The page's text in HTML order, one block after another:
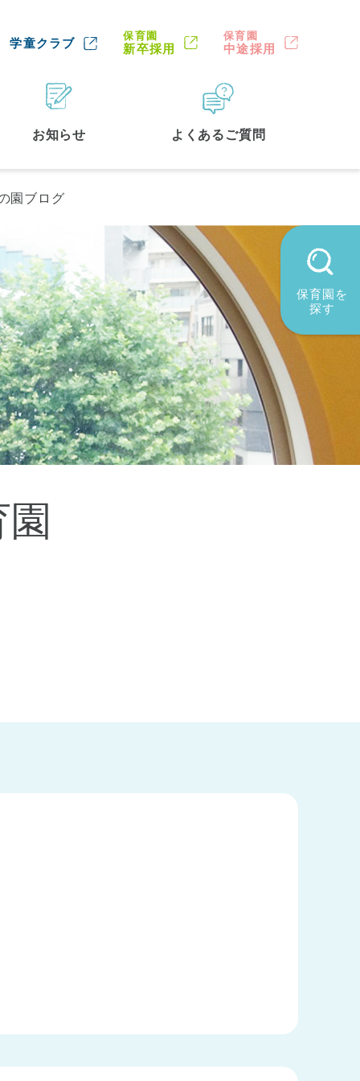
学童クラブ
保育園
新卒採用
保育園
中途採用
お知らせ よくあるご質問
保育園を
探す
墨田区(2) 品川区 (1)
杉並区(3) 板橋区(3)
三鷹市(2) 調布市(1)
千代田区(1) 豊島区(2)
園ブログ